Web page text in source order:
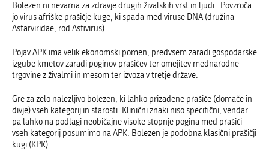
Bolezen ni nevarna za zdravje drugih živalskih vrst in ljudi. Povzroča
jo virus afriške prašičje kuge, ki spada med viruse DNA (družina
Asfarviridae, rod Asfivirus).
Pojav APK ima velik ekonomski pomen, predvsem zaradi gospodarske
izgube kmetov zaradi poginov prašičev ter omejitev mednarodne
trgovine z živalmi in mesom ter izvoza v tretje države.
Gre za zelo nalezljivo bolezen, ki lahko prizadene prašiče (domače in
divje) vseh kategorij in starosti. Klinični znaki niso specifični, vendar
pa lahko na podlagi neobičajne visoke stopnje pogina med prašiči
vseh kategorij posumimo na APK. Bolezen je podobna klasični prašičji
kugi (KPK).